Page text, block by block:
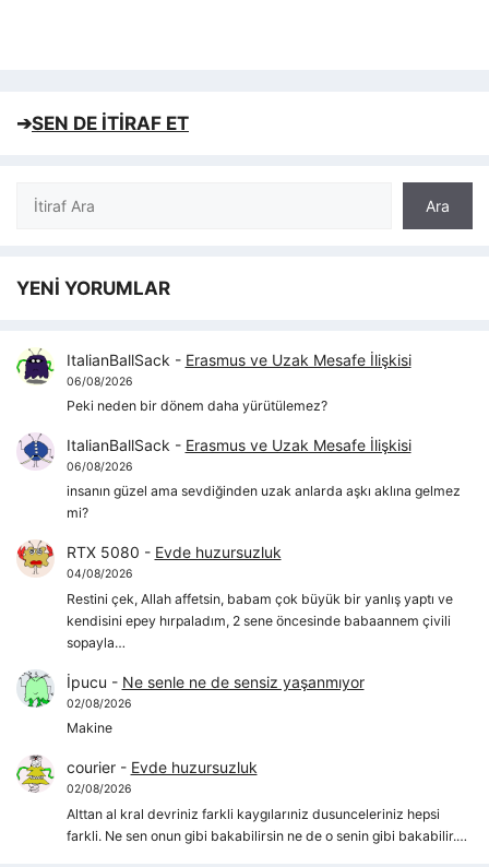
➔SEN DE İTİRAF ET
Ara
Ara
YENİ YORUMLAR
ItalianBallSack - Erasmus ve Uzak Mesafe İlişkisi
06/08/2026
Peki neden bir dönem daha yürütülemez?
ItalianBallSack - Erasmus ve Uzak Mesafe İlişkisi
06/08/2026
insanın güzel ama sevdiğinden uzak anlarda aşkı aklına gelmez
mi?
RTX 5080 - Evde huzursuzluk
04/08/2026
Restini çek, Allah affetsin, babam çok büyük bir yanlış yaptı ve
kendisini epey hırpaladım, 2 sene öncesinde babaannem çivili
sopayla…
İpucu - Ne senle ne de sensiz yaşanmıyor
02/08/2026
Makine
courier- Evde huzursuzluk
02/08/2026
Alttan al kral devriniz farkli kaygılarıniz dusunceleriniz hepsi
farkli. Ne sen onun gibi bakabilirsin ne de o senin gibi bakabilir.…